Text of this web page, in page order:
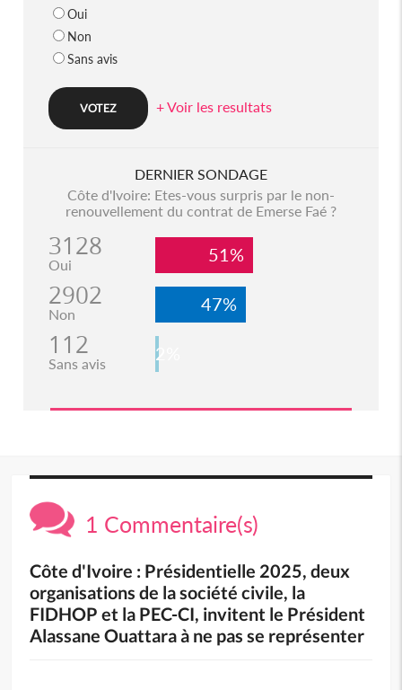
Oui
Non
Sans avis
+ Voir les resultats
DERNIER SONDAGE
Côte d'Ivoire: Etes-vous surpris par le non-
renouvellement du contrat de Emerse Faé ?
3128
Oui 51%
2902
Non 47%
112
Sans avis 2%
1 Commentaire(s)
Côte d'Ivoire : Présidentielle 2025, deux
organisations de la société civile, la
FIDHOP et la PEC-CI, invitent le Président
Alassane Ouattara à ne pas se représenter